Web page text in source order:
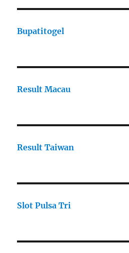
Bupatitogel
Result Macau
Result Taiwan
Slot Pulsa Tri